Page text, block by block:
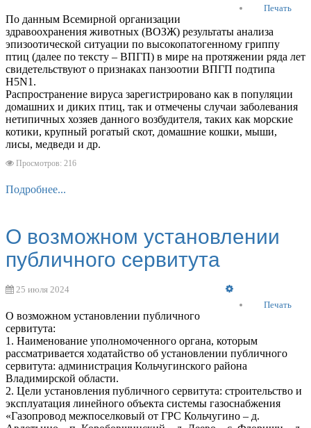
Печать
По данным Всемирной организации
здравоохранения животных (ВОЗЖ) результаты анализа
эпизоотической ситуации по высокопатогенному гриппу
птиц (далее по тексту – ВПГП) в мире на протяжении ряда лет
свидетельствуют о признаках панзоотии ВПГП подтипа
H5N1.
Распространение вируса зарегистрировано как в популяции
домашних и диких птиц, так и отмечены случаи заболевания
нетипичных хозяев данного возбудителя, таких как морские
котики, крупный рогатый скот, домашние кошки, мыши,
лисы, медведи и др.
Просмотров: 216
Подробнее...
О возможном установлении
публичного сервитута
Печать
25 июля 2024
О возможном установлении публичного
сервитута:
1. Наименование уполномоченного органа, которым
рассматривается ходатайство об установлении публичного
сервитута: администрация Кольчугинского района
Владимирской области.
2. Цели установления публичного сервитута: строительство и
эксплуатация линейного объекта системы газоснабжения
«Газопровод межпоселковый от ГРС Кольчугино – д.